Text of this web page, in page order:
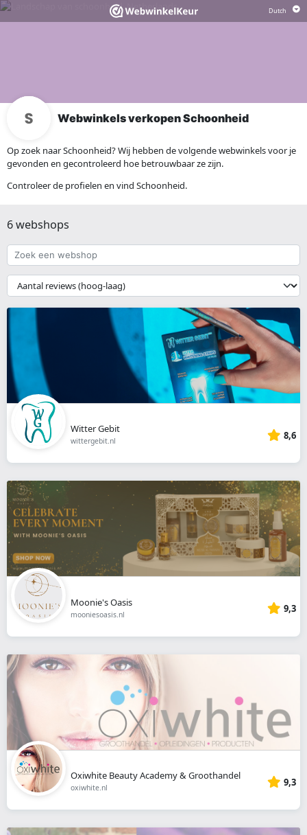
Webwinkels verkopen Schoonheid
Op zoek naar Schoonheid? Wij hebben de volgende webwinkels voor je
gevonden en gecontroleerd hoe betrouwbaar ze zijn.
Controleer de profielen en vind Schoonheid.
6 webshops
Zoek
een
webshop
{{
__('Sort')
}}
Witter Gebit
wittergebit.nl 8,6
Moonie's Oasis
mooniesoasis.nl 9,3
Oxiwhite Beauty Academy & Groothandel
oxiwhite.nl 9,3